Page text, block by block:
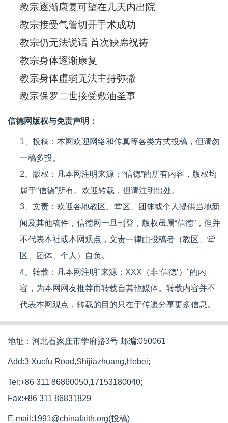
教宗逐渐康复可望在几天内出院
教宗接受气管切开手术成功
教宗仍无法说话 首次缺席祝祷
教宗身体逐渐康复
教宗身体虚弱无法主持弥撒
教宗保罗二世接受敷油圣事
信德网版权与免责声明：
1、投稿：本网欢迎网络和传真等各类方式投稿，但请勿
一稿多投。
2、版权：凡本网注明来源：“信德”的所有内容，版权均
属于“信德”所有。欢迎转载，但请注明出处。
3、文责：欢迎各地教区、堂区、团体或个人提供当地新
闻及其他稿件，信德网一旦刊登，版权虽属“信德”，但并
不代表本社或本网观点，文责一律由投稿者（教区、堂
区、团体、个人）自负。
4、转载：凡本网注明"来源：XXX（非‘信德’）"的内
容，为本网网友推荐而转载自其他媒体。转载内容并不
代表本网观点，转载的目的只在于传递分享更多信息。
地址：河北石家庄市学府路3号 邮编:050061
Add:3 Xuefu Road,Shijiazhuang,Hebei;
Tel:+86 311 86860050,17153180040;
Fax:+86 311 86831829
E-mail:1991@chinafaith.org(投稿)